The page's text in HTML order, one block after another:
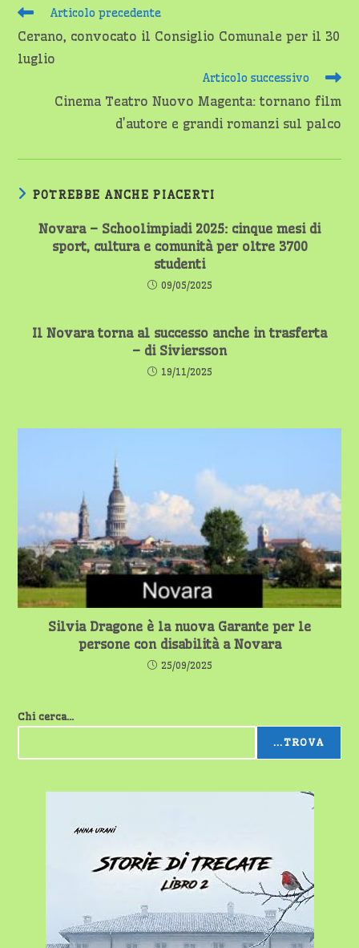
Leggi
articoli
Articolo precedente
Cerano, convocato il Consiglio Comunale per il 30
luglio
Articolo successivo
Cinema Teatro Nuovo Magenta: tornano film
d’autore e grandi romanzi sul palco
POTREBBE ANCHE PIACERTI
Novara – Schoolimpiadi 2025: cinque mesi di
sport, cultura e comunità per oltre 3700
studenti
09/05/2025
Il Novara torna al successo anche in trasferta
– di Siviersson
19/11/2025
Silvia Dragone è la nuova Garante per le
persone con disabilità a Novara
25/09/2025
Chi cerca...
...TROVA